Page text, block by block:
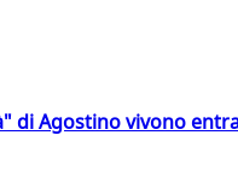
di Agostino vivono